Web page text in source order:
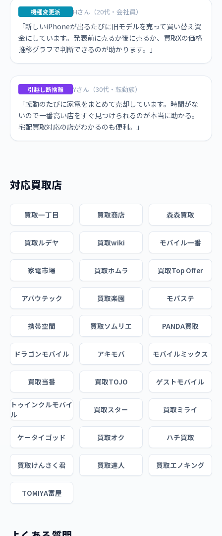
機種変更派 Hさん（20代・会社員）
「新しいiPhoneが出るたびに旧モデルを売って買い替え資
金にしています。発表前に売るか後に売るか、買取Xの価格
推移グラフで判断できるのが助かります。」
引越し断捨離 Yさん（30代・転勤族）
「転勤のたびに家電をまとめて売却しています。時間がな
いので一番高い店をすぐ見つけられるのが本当に助かる。
宅配買取対応の店がわかるのも便利。」
対応買取店
買取一丁目 買取商店 森森買取
買取ルデヤ 買取wiki モバイル一番
家電市場 買取ホムラ 買取Top Offer
アバウテック 買取楽園 モバステ
携帯空間 買取ソムリエ PANDA買取
ドラゴンモバイル アキモバ モバイルミックス
買取当番 買取TOJO ゲストモバイル
トゥインクルモバイ
ル
買取スター 買取ミライ
ケータイゴッド 買取オク ハチ買取
買取けんさく君 買取達人 買取エノキング
TOMIYA富屋